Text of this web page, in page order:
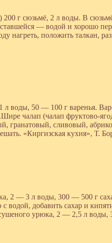
г сюзьмё, 2 л воды. В
— водой и хорошо
нагреть, положить талкан,
л воды, 50 — 100 г варенья.
чалап (чалап фруктово-
гранатовый, сливовый,
«Киргизская кухня», Т.
2 — 3 л воды, 300 — 500 г
водой, добавить сахар и
урюка, 2 — 2,5 л